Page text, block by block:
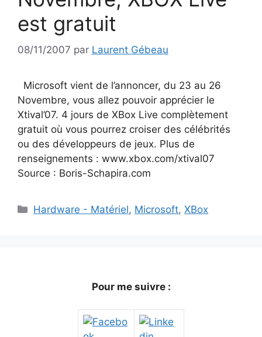
est gratuit
08/11/2007 par Laurent Gébeau
Microsoft vient de l’annoncer, du 23 au 26
Novembre, vous allez pouvoir apprécier le
Xtival’07. 4 jours de XBox Live complètement
gratuit où vous pourrez croiser des célébrités
ou des développeurs de jeux. Plus de
renseignements : www.xbox.com/xtival07
Source : Boris-Schapira.com
Catégories
Hardware - Matériel, Microsoft,XBox
Pour me suivre :